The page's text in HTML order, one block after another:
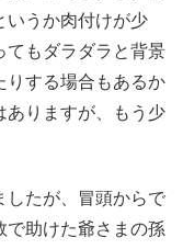
いうか肉付けが少
てもダラダラと背景
りする場合もあるか
ありますが、もう少
したが、冒頭からで
で助けた爺さまの孫